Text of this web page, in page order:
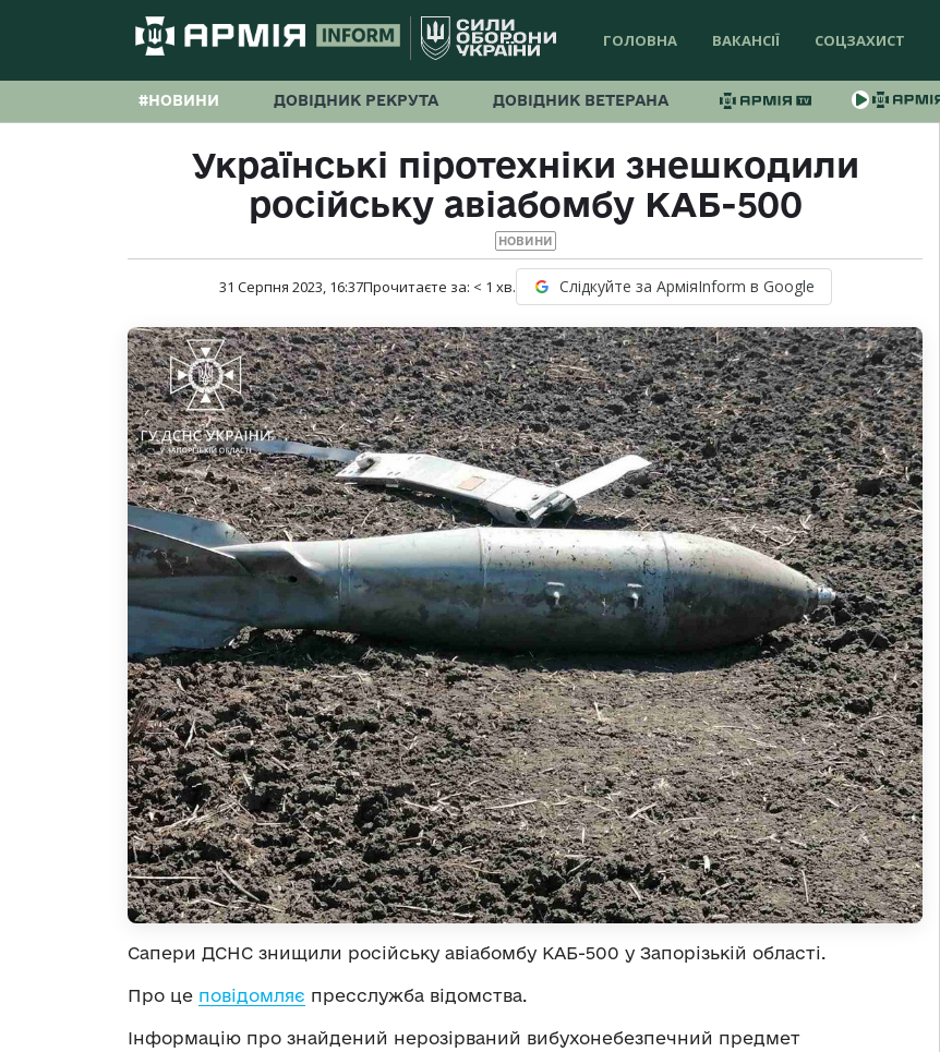
ГОЛОВНА ВАКАНСІЇ СОЦЗАХИСТ
#НОВИНИ ДОВІДНИК РЕКРУТА ДОВІДНИК ВЕТЕРАНА
Українські піротехніки знешкодили
російську авіабомбу КАБ-500
НОВИНИ
31 Серпня 2023, 16:37Прочитаєте за: < 1 хв. Слідкуйте за АрміяInform в Google
Сапери ДСНС знищили російську авіабомбу КАБ-500 у Запорізькій області.
Про це повідомляє пресслужба відомства.
Інформацію про знайдений нерозірваний вибухонебезпечний предмет